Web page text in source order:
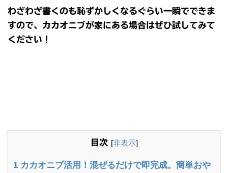
わざわざ書くのも恥ずかしくなるぐらい一瞬でできま
すので、カカオニブが家にある場合はぜひ試してみて
ください！
目次 [非表示]
1 カカオニブ活用！混ぜるだけで即完成。簡単おや